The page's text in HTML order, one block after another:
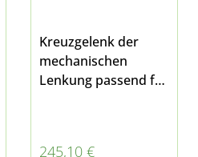
Kreuzgelenk der
mechanischen
Lenkung passend für
Regulärer Preis:
245,10 €